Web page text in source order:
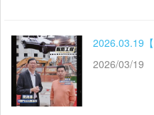
2026.03.19
2026/03/19